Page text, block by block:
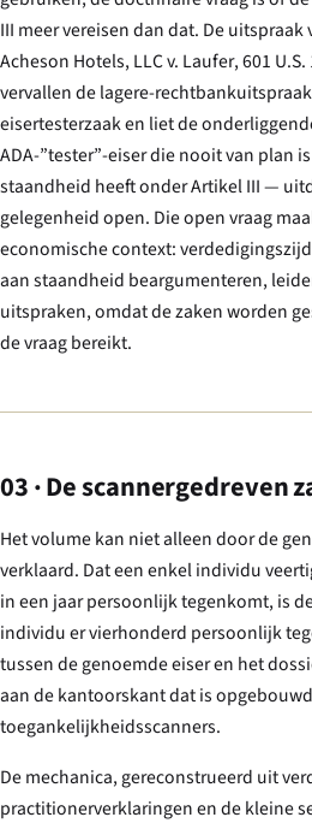
III meer vereisen dan dat. De
Acheson Hotels, LLC v. Laufer, 601
vervallen de lagere-
eisertesterzaak en liet de
ADA-”tester”-eiser die nooit van plan
staandheid heeft onder Artikel III —
gelegenheid open. Die open vraag
economische context:
aan staandheid beargumenteren,
uitspraken, omdat de zaken worden
de vraag bereikt.
03 · De scannergedreven
Het volume kan niet alleen door de
verklaard. Dat een enkel individu
in een jaar persoonlijk tegenkomt, is
individu er vierhonderd persoonlijk
tussen de genoemde eiser en het
aan de kantoorskant dat is
toegankelijkheidsscanners.
De mechanica, gereconstrueerd uit
practitionerverklaringen en de kleine